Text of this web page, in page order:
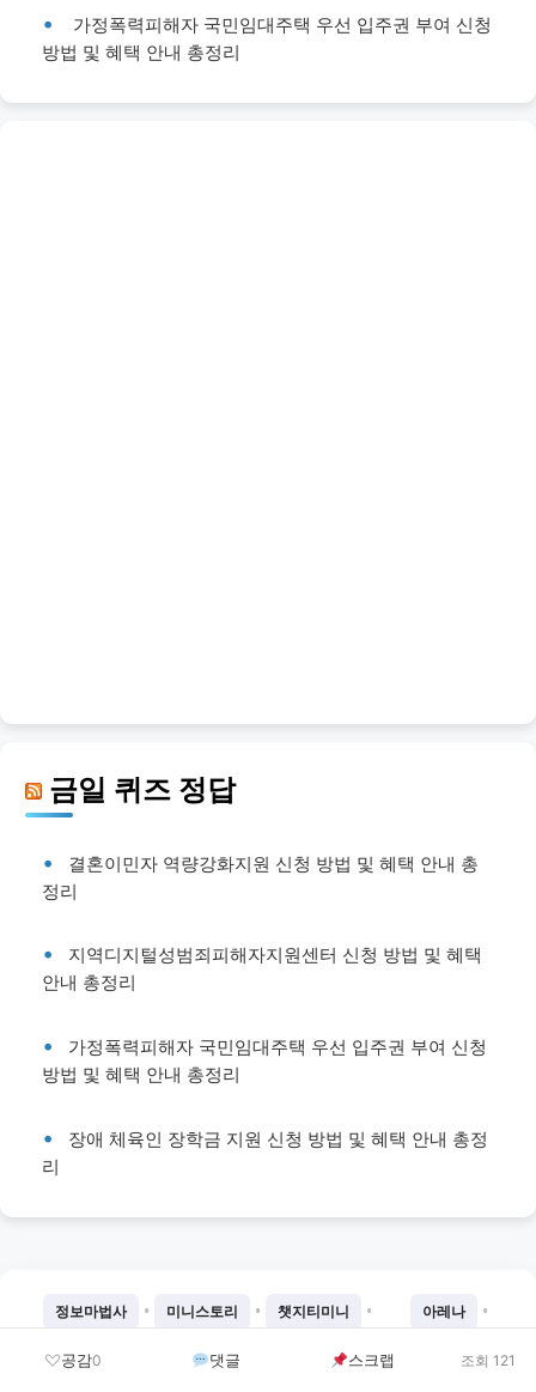
가정폭력피해자 국민임대주택 우선 입주권 부여 신청
방법 및 혜택 안내 총정리
금일 퀴즈 정답
결혼이민자 역량강화지원 신청 방법 및 혜택 안내 총
정리
지역디지털성범죄피해자지원센터 신청 방법 및 혜택
안내 총정리
가정폭력피해자 국민임대주택 우선 입주권 부여 신청
방법 및 혜택 안내 총정리
장애 체육인 장학금 지원 신청 방법 및 혜택 안내 총정
리
공감0 댓글 스크랩 조회 121
정보마법사 • 미니스토리 • 챗지티미니 • 아레나 •